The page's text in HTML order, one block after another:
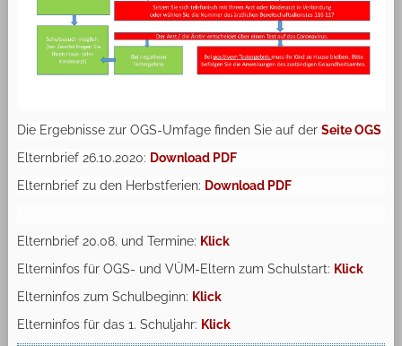
Die Ergebnisse zur OGS-Umfage finden Sie auf der Seite OGS
Elternbrief 26.10.2020: Download PDF
Elternbrief zu den Herbstferien: Download PDF
Elternbrief 20.08. und Termine: Klick
Elterninfos für OGS- und VÜM-Eltern zum Schulstart: Klick
Elterninfos zum Schulbeginn: Klick
Elterninfos für das 1. Schuljahr: Klick